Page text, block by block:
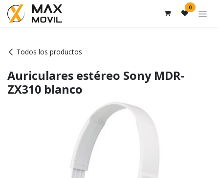
Ir al contenido 0
Todos los productos
Auriculares estéreo Sony MDR-
ZX310 blanco